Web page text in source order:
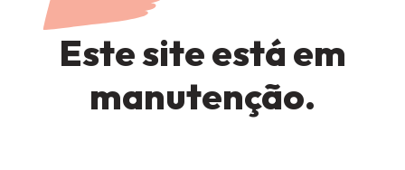
Este site está em
manutenção.
CREATE AN ACCOUNT